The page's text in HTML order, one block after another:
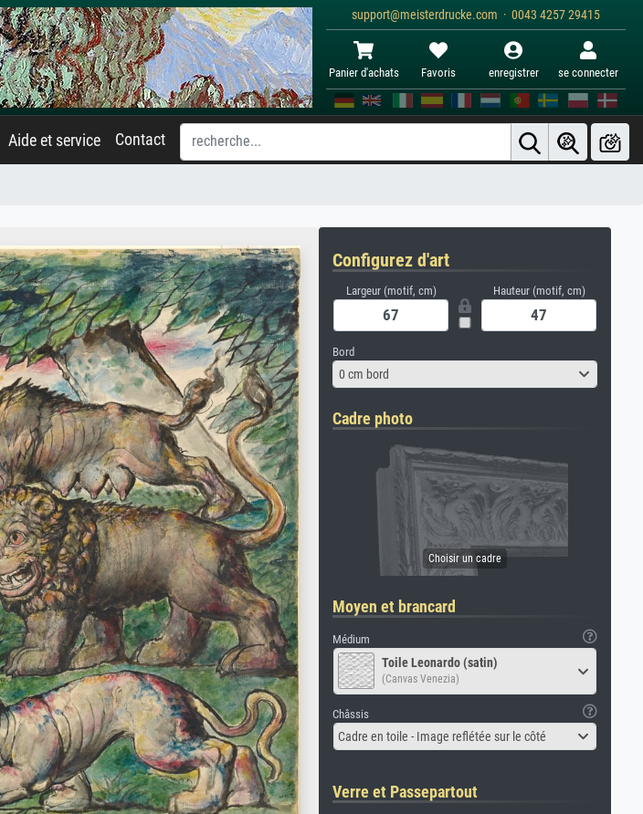
support@meisterdrucke.com · 0043 4257 29415
Panier d'achats Favoris enregistrer se connecter
Aide et service Contact
Configurez d'art
Largeur (motif, cm) Hauteur (motif, cm)
Bord
0 cm bord
Cadre photo
Moyen et brancard
Médium
Toile Leonardo (satin)
(Canvas Venezia)
Châssis
Cadre en toile - Image reflétée sur le côté
Verre et Passepartout